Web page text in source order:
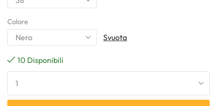
Colore
Svuota
10 Disponibili